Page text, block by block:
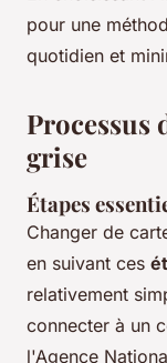
pour une
quotidien et
Processus
grise
Étapes
Changer de
en suivant ces
relativement
connecter à un
l'Agence